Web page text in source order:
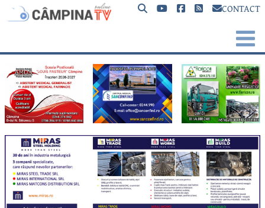
CONTACT